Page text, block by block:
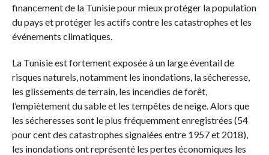
financement de la Tunisie pour mieux protéger la population
du pays et protéger les actifs contre les catastrophes et les
événements climatiques.
La Tunisie est fortement exposée à un large éventail de
risques naturels, notamment les inondations, la sécheresse,
les glissements de terrain, les incendies de forêt,
l’empiètement du sable et les tempêtes de neige. Alors que
les sécheresses sont le plus fréquemment enregistrées (54
pour cent des catastrophes signalées entre 1957 et 2018),
les inondations ont représenté les pertes économiques les